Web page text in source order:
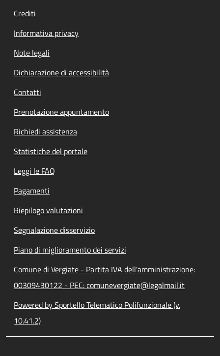
Crediti
Informativa privacy
Note legali
Dichiarazione di accessibilità
Contatti
Prenotazione appuntamento
Richiedi assistenza
Statistiche del portale
Leggi le FAQ
Pagamenti
Riepilogo valutazioni
Segnalazione disservizio
Piano di miglioramento dei servizi
Comune di Vergiate - Partita IVA dell'amministrazione:
00309430122 - PEC: comunevergiate@legalmail.it
Powered by Sportello Telematico Polifunzionale (v.
10.41.2)